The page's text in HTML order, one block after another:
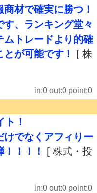
材で確実に勝つ！
す、ランキング堂々
ムトレードより的確
が可能です！
[ 株
in:0 out:0 point:0
！
けでなくアフィりー
！！！
[ 株式・投
in:0 out:0 point:0